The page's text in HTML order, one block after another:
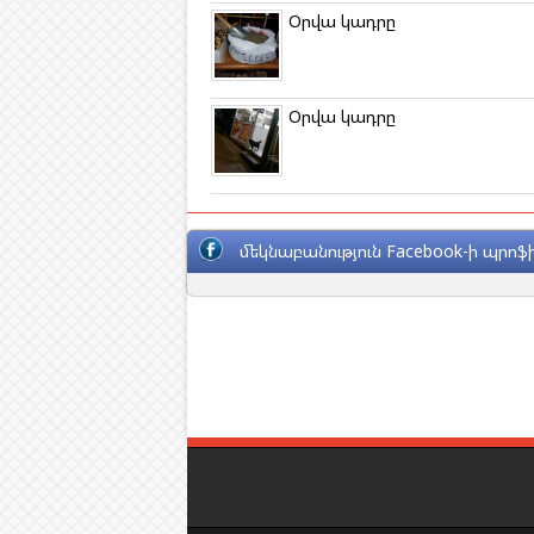
Օրվա կադրը
Օրվա կադրը
մեկնաբանություն Facebook-ի